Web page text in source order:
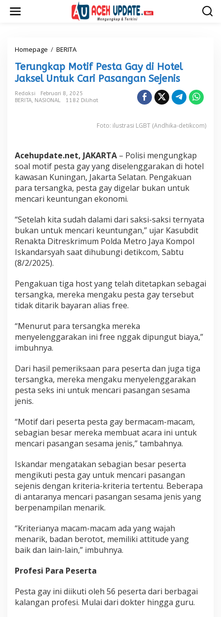
Homepage / BERITA
r
u
n
g
k
i
f
P
e
s
t
G
a
y
d
i
t
e
l
J
k
s
e
n
t
u
k
r
i
P
a
a
n
g
a
n
S
j
e
n
i
Terungkap Motif Pesta Gay di Hotel
Jaksel Untuk Cari Pasangan Sejenis
Redaksi
Februari 8, 2025
BERITA, NASIONAL 1182 Dilihat
Foto: ilustrasi LGBT (Andhika-detikcom)
Acehupdate.net, JAKARTA – Polisi mengungkap
soal motif pesta gay yang diselenggarakan di hotel
kawasan Kuningan, Jakarta Selatan. Pengakuan
para tersangka, pesta gay digelar bukan untuk
mencari keuntungan ekonomi.
“Setelah kita sudah dalami dari saksi-saksi ternyata
bukan untuk mencari keuntungan,” ujar Kasubdit
Renakta Ditreskrimum Polda Metro Jaya Kompol
Iskandarsyah saat dihubungi detikcom, Sabtu
(8/2/2025).
Pengakuan tiga host yang telah ditetapkan sebagai
tersangka, mereka mengaku pesta gay tersebut
tidak ditarik bayaran alias free.
“Menurut para tersangka mereka
menyelenggarakan ini free nggak dipungut biaya,”
imbuhnya.
Dari hasil pemeriksaan para peserta dan juga tiga
tersangka, mereka mengaku menyelenggarakan
pesta seks ini untuk mencari pasangan sesama
jenis.
“Motif dari peserta pesta gay bermacam-macam,
sebagian besar mereka membuat acara ini untuk
mencari pasangan sesama jenis,” tambahnya.
Iskandar mengatakan sebagian besar peserta
mengikuti pesta gay untuk mencari pasangan
sejenis dengan kriteria-kriteria tertentu. Beberapa
di antaranya mencari pasangan sesama jenis yang
berpenampilan menarik.
“Kriterianya macam-macam ada yang wajah
menarik, ⁠badan berotot, memiliki attitude yang
baik dan lain-lain,” imbuhnya.
Profesi Para Peserta
Pesta gay ini diikuti oleh 56 peserta dari berbagai
kalangan profesi. Mulai dari dokter hingga guru.